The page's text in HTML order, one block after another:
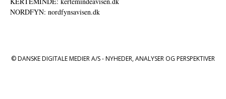
NORDFYN: nordfynsavisen.dk
© DANSKE DIGITALE MEDIER A/S - NYHEDER, ANALYSER OG PERSPEKTIVER